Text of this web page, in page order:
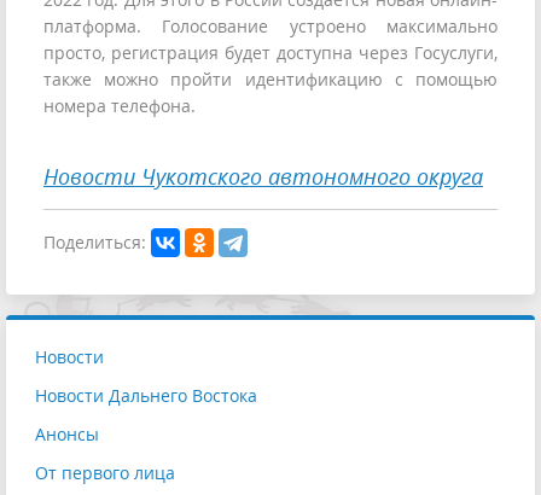
платформа. Голосование устроено максимально
просто, регистрация будет доступна через Госуслуги,
также можно пройти идентификацию с помощью
номера телефона.
Новости Чукотского автономного округа
Поделиться:
Новости
Новости Дальнего Востока
Анонсы
От первого лица